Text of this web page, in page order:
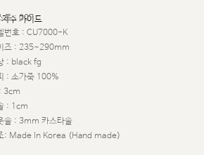
치수 가이드
트 : 007
번호 : CU7000-K
즈 : 235~290mm
: black fg
: 소가죽 100%
3cm
: 1cm
솔 : 3mm 카스타솔
: Made In Korea (Hand made)